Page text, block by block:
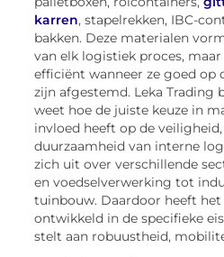
karren, stapelrekken, IBC-
bakken. Deze materialen
van elk logistiek proces,
efficiënt wanneer ze goed op
zijn afgestemd. Leka Trading
weet hoe de juiste keuze in
invloed heeft op de
duurzaamheid van interne
zich uit over verschillende
en voedselverwerking tot
tuinbouw. Daardoor heeft
ontwikkeld in de specifieke
stelt aan robuustheid,